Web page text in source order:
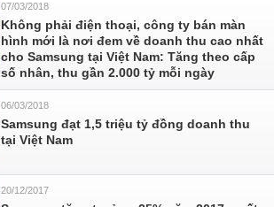
07/03/2018
Không phải điện thoại, công ty bán màn
hình mới là nơi đem về doanh thu cao nhất
cho Samsung tại Việt Nam: Tăng theo cấp
số nhân, thu gần 2.000 tỷ mỗi ngày
06/03/2018
Samsung đạt 1,5 triệu tỷ đồng doanh thu
tại Việt Nam
20/12/2017